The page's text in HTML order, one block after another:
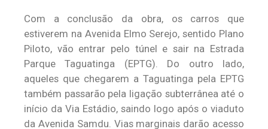
Com a conclusão da obra, os carros que
estiverem na Avenida Elmo Serejo, sentido Plano
Piloto, vão entrar pelo túnel e sair na Estrada
Parque Taguatinga (EPTG). Do outro lado,
aqueles que chegarem a Taguatinga pela EPTG
também passarão pela ligação subterrânea até o
início da Via Estádio, saindo logo após o viaduto
da Avenida Samdu. Vias marginais darão acesso